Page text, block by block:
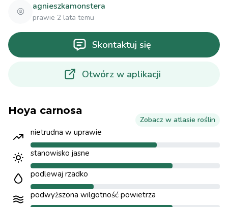
agnieszkamonstera
prawie 2 lata temu
Skontaktuj się
Otwórz w aplikacji
Hoya carnosa
Zobacz w atlasie roślin
nietrudna w uprawie
stanowisko jasne
podlewaj rzadko
podwyższona wilgotność powietrza